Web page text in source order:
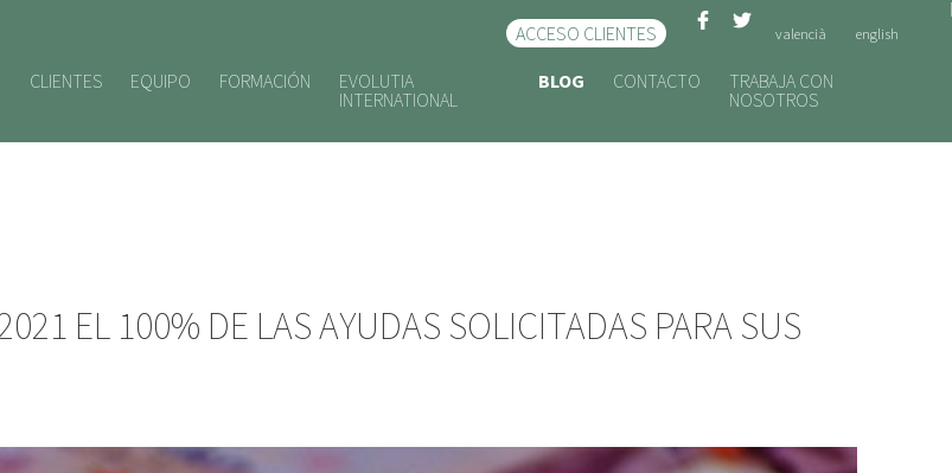
ACCESO CLIENTES valencià english
CLIENTES EQUIPO FORMACIÓN
EVOLUTIA
INTERNATIONAL
BLOG CONTACTO
TRABAJA CON
NOSOTROS
EL 100% DE LAS AYUDAS SOLICITADAS PARA SUS